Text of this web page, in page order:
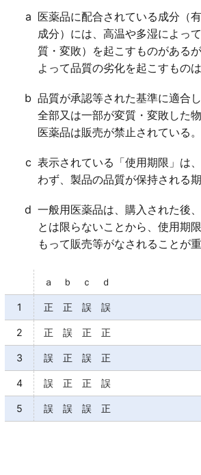
プラセボ効果は、医薬品を使用し
観的な結果への期待（暗示効果）
生体反応、「時間経過による自然発
緩解など）等が関与して生じる」。
ｄ×
プラセボ効果を目的として医薬品
は「ない」。
a 医薬品に配合されている成分（
成分）には、高温や多湿によっ
質・変敗）を起こすものがある
よって品質の劣化を起こすものは
b 品質が承認等された基準に適合
全部又は一部が変質・変敗した
医薬品は販売が禁止されている。
c 表示されている「使用期限」は
わず、製品の品質が保持される期
d 一般用医薬品は、購入された後
とは限らないことから、使用期
もって販売等がなされることが重
ａ ｂ ｃ ｄ
1 正 正 誤 誤
2 正 誤 正 正
3 誤 正 誤 正
4 誤 正 正 誤
5 誤 誤 誤 正